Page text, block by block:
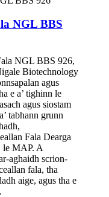
NGL BBS
NGL BBS 926,
Biotechnology
agus
e a’ tighinn le
agus siostam
tabhann grunn
Fala Dearga
le MAP. A
aghaidh scrion-
fala, tha
aige, agus tha e